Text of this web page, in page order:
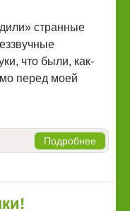
странные
что были, как-
перед моей
Подробнее